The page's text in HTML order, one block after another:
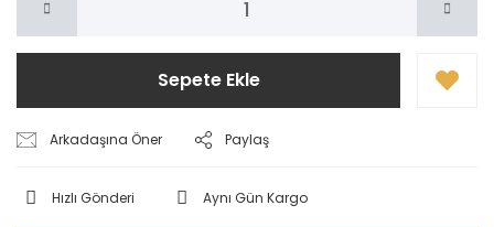
Sepete Ekle
Arkadaşına Öner Paylaş
Hızlı Gönderi Aynı Gün Kargo